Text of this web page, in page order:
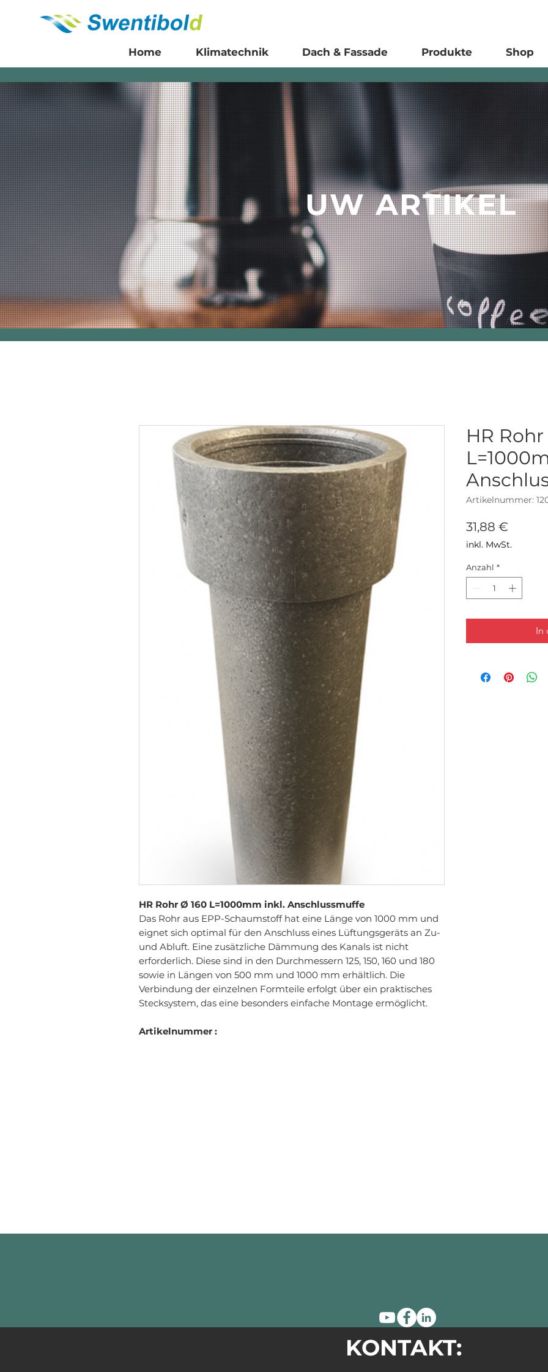
Home Klimatechnik Dach & Fassade Produkte Shop
UW ARTIKEL
HR Rohr Ø 160 L=1000mm inkl. Anschlussmuffe
Das Rohr aus EPP-Schaumstoff hat eine Länge von 1000 mm und
eignet sich optimal für den Anschluss eines Lüftungsgeräts an Zu-
und Abluft. Eine zusätzliche Dämmung des Kanals ist nicht
erforderlich. Diese sind in den Durchmessern 125, 150, 160 und 180
sowie in Längen von 500 mm und 1000 mm erhältlich. Die
Verbindung der einzelnen Formteile erfolgt über ein praktisches
Stecksystem, das eine besonders einfache Montage ermöglicht.
Artikelnummer :
HR
Artikelnummer:
31,88 €
inkl. MwSt.
Anzahl *
In
KONTAKT: